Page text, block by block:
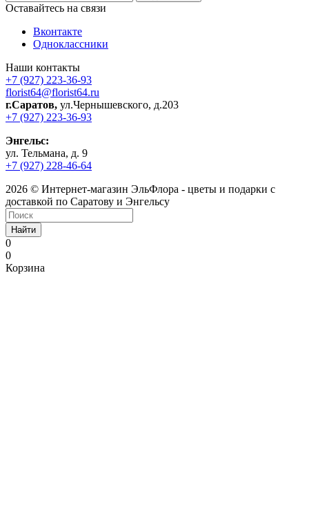
Оставайтесь на связи
Вконтакте
Одноклассники
Наши контакты
+7 (927) 223-36-93
florist64@florist64.ru
г.Саратов, ул.Чернышевского, д.203
+7 (927) 223-36-93
Энгельс:
ул. Тельмана, д. 9
+7 (927) 228-46-64
2026 © Интернет-магазин ЭльФлора - цветы и подарки с
доставкой по Саратову и Энгельсу
Найти
0
0
Корзина